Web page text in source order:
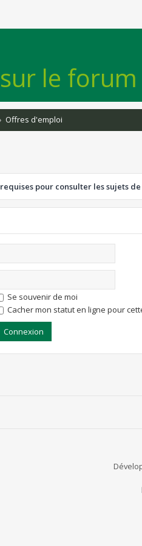
le
Offres d'emploi
requises pour consulter les sujets
Se souvenir de moi
Cacher mon statut en ligne pour